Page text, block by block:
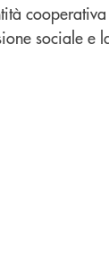
sociale e